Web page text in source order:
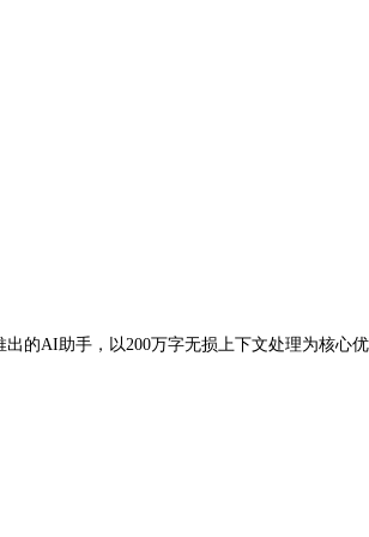
的AI助手，以200万字无损上下文处理为核心